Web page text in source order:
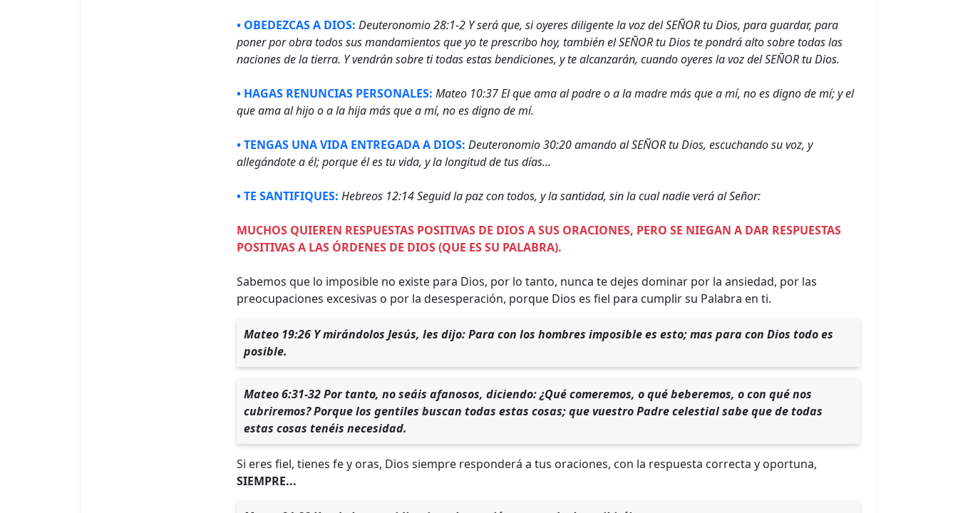
• OBEDEZCAS A DIOS: Deuteronomio 28:1-2 Y será que, si oyeres diligente la voz del SEÑOR tu Dios, para guardar, para
poner por obra todos sus mandamientos que yo te prescribo hoy, también el SEÑOR tu Dios te pondrá alto sobre todas las
naciones de la tierra. Y vendrán sobre ti todas estas bendiciones, y te alcanzarán, cuando oyeres la voz del SEÑOR tu Dios.
• HAGAS RENUNCIAS PERSONALES: Mateo 10:37 El que ama al padre o a la madre más que a mí, no es digno de mí; y el
que ama al hijo o a la hija más que a mí, no es digno de mí.
• TENGAS UNA VIDA ENTREGADA A DIOS: Deuteronomio 30:20 amando al SEÑOR tu Dios, escuchando su voz, y
allegándote a él; porque él es tu vida, y la longitud de tus días...
• TE SANTIFIQUES: Hebreos 12:14 Seguid la paz con todos, y la santidad, sin la cual nadie verá al Señor:
MUCHOS QUIEREN RESPUESTAS POSITIVAS DE DIOS A SUS ORACIONES, PERO SE NIEGAN A DAR RESPUESTAS
POSITIVAS A LAS ÓRDENES DE DIOS (QUE ES SU PALABRA).
Sabemos que lo imposible no existe para Dios, por lo tanto, nunca te dejes dominar por la ansiedad, por las
preocupaciones excesivas o por la desesperación, porque Dios es fiel para cumplir su Palabra en ti.
Mateo 19:26 Y mirándolos Jesús, les dijo: Para con los hombres imposible es esto; mas para con Dios todo es
posible.
Mateo 6:31-32 Por tanto, no seáis afanosos, diciendo: ¿Qué comeremos, o qué beberemos, o con qué nos
cubriremos? Porque los gentiles buscan todas estas cosas; que vuestro Padre celestial sabe que de todas
estas cosas tenéis necesidad.
Si eres fiel, tienes fe y oras, Dios siempre responderá a tus oraciones, con la respuesta correcta y oportuna,
SIEMPRE...